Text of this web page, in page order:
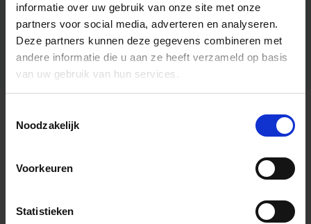
informatie over uw gebruik van onze site met onze
partners voor social media, adverteren en analyseren.
Deze partners kunnen deze gegevens combineren met
andere informatie die u aan ze heeft verzameld op basis
van uw gebruik van hun services.
Noodzakelijk
Voorkeuren
Statistieken
Algemene informatie